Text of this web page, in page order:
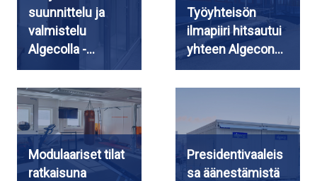
suunnittelu ja
valmistelu
Algecolla -…
Työyhteisön
ilmapiiri hitsautui
yhteen Algecon…
Modulaariset tilat
ratkaisuna
Presidentivaaleis
sa äänestämistä